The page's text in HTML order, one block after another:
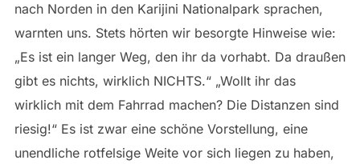
nach Norden in den Karijini Nationalpark sprachen,
warnten uns. Stets hörten wir besorgte Hinweise wie:
„Es ist ein langer Weg, den ihr da vorhabt. Da draußen
gibt es nichts, wirklich NICHTS.“ „Wollt ihr das
wirklich mit dem Fahrrad machen? Die Distanzen sind
riesig!“ Es ist zwar eine schöne Vorstellung, eine
unendliche rotfelsige Weite vor sich liegen zu haben,